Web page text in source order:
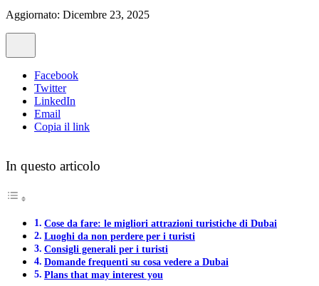
Aggiornato: Dicembre 23, 2025
Facebook
Twitter
LinkedIn
Email
Copia il link
In questo articolo
Cose da fare: le migliori attrazioni turistiche di Dubai
Luoghi da non perdere per i turisti
Consigli generali per i turisti
Domande frequenti su cosa vedere a Dubai
Plans that may interest you